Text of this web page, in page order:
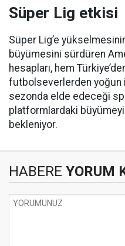
Süper Lig etkisi
Süper Lig’e
büyümesini sürdüren
hesapları, hem
futbolseverlerden yoğun
sezonda elde edeceği
platformlardaki büyümeyi
bekleniyor.
HABERE YORUM